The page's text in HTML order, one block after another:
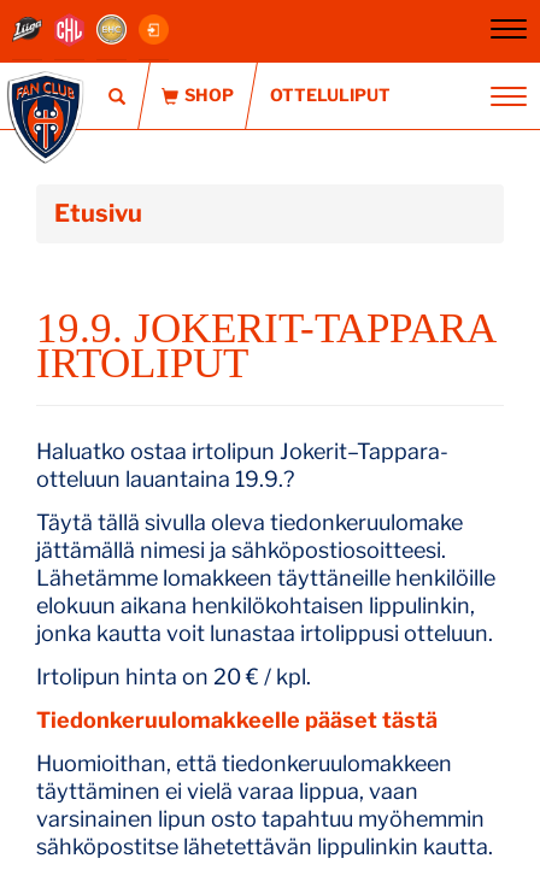
OTTELULIPUT
Etusivu
19.9. JOKERIT-TAPPARA
IRTOLIPUT
Haluatko ostaa irtolipun Jokerit–Tappara-
otteluun lauantaina 19.9.?
Täytä tällä sivulla oleva tiedonkeruulomake
jättämällä nimesi ja sähköpostiosoitteesi.
Lähetämme lomakkeen täyttäneille henkilöille
elokuun aikana henkilökohtaisen lippulinkin,
jonka kautta voit lunastaa irtolippusi otteluun.
Irtolipun hinta on 20 € / kpl.
Tiedonkeruulomakkeelle pääset tästä
Huomioithan, että tiedonkeruulomakkeen
täyttäminen ei vielä varaa lippua, vaan
varsinainen lipun osto tapahtuu myöhemmin
sähköpostitse lähetettävän lippulinkin kautta.